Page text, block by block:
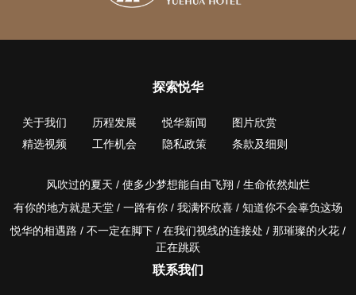
探索悦华
关于我们 历程发展 悦华新闻
图片欣赏
精选视频
工作机会 隐私政策 条款及细则
风吹过的夏天 / 使多少梦想能自由飞翔 / 生命依然灿烂
有你的地方就是天堂 / 一路有你 / 我满怀欣喜 / 知道你不会辜负这场
悦华的相遇路 / 不一定在脚下 / 在我们视线的连接处 / 那璀璨的火花 /
正在跳跃
联系我们